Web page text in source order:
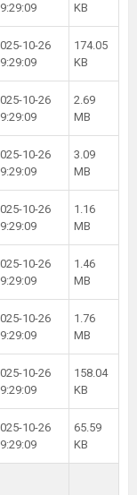
KB
10-26
174.05
KB
10-26
2.69
MB
10-26
3.09
MB
10-26
1.16
MB
10-26
1.46
MB
10-26
1.76
MB
10-26
158.04
KB
10-26
65.59
KB